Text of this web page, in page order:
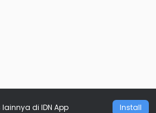
lainnya di IDN App Install